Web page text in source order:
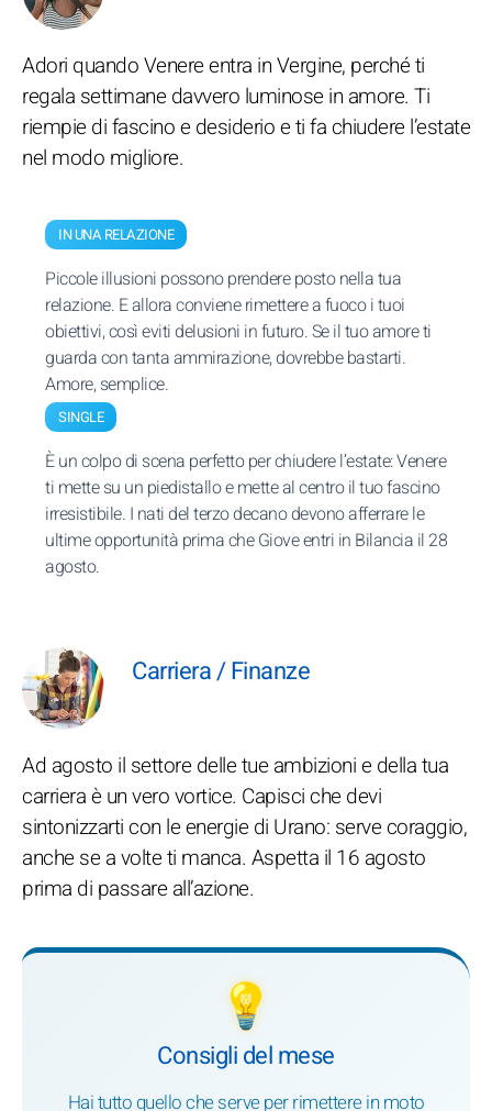
Adori quando Venere entra in Vergine, perché ti
regala settimane davvero luminose in amore. Ti
riempie di fascino e desiderio e ti fa chiudere l’estate
nel modo migliore.
IN UNA RELAZIONE
Piccole illusioni possono prendere posto nella tua
relazione. E allora conviene rimettere a fuoco i tuoi
obiettivi, così eviti delusioni in futuro. Se il tuo amore ti
guarda con tanta ammirazione, dovrebbe bastarti.
Amore, semplice.
SINGLE
È un colpo di scena perfetto per chiudere l’estate: Venere
ti mette su un piedistallo e mette al centro il tuo fascino
irresistibile. I nati del terzo decano devono afferrare le
ultime opportunità prima che Giove entri in Bilancia il 28
agosto.
Carriera / Finanze
Ad agosto il settore delle tue ambizioni e della tua
carriera è un vero vortice. Capisci che devi
sintonizzarti con le energie di Urano: serve coraggio,
anche se a volte ti manca. Aspetta il 16 agosto
prima di passare all’azione.
💡
Consigli del mese
Hai tutto quello che serve per rimettere in moto